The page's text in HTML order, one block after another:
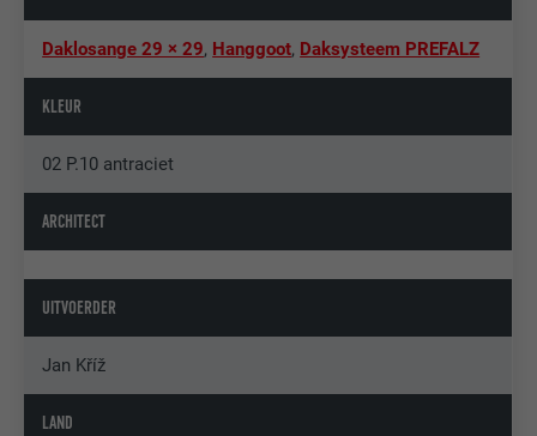
Daklosange 29 × 29, Hanggoot, Daksysteem PREFALZ
KLEUR
02 P.10 antraciet
ARCHITECT
UITVOERDER
Jan Kříž
LAND